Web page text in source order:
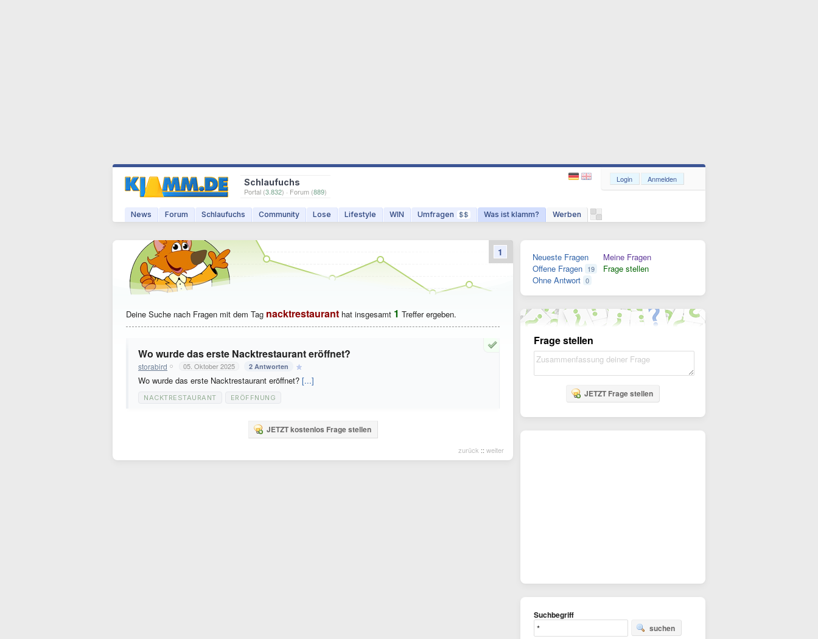
Schlaufuchs
Portal (3.832) · Forum (889)
News Forum Schlaufuchs Community Lose Lifestyle WIN Umfragen $$ Was ist klamm? Werben
Login Anmelden
Deine Suche nach Fragen mit dem Tag nacktrestaurant hat insgesamt 1 Treffer ergeben.
Wo wurde das erste Nacktrestaurant eröffnet?
storabird 05. Oktober 2025 2 Antworten
Wo wurde das erste Nacktrestaurant eröffnet? [...]
NACKTRESTAURANT ERÖFFNUNG
JETZT kostenlos Frage stellen
zurück :: weiter
1
Neueste Fragen
Offene Fragen 19
Ohne Antwort 0
Meine Fragen
Frage stellen
Frage stellen
JETZT Frage stellen
Suchbegriff
suchen